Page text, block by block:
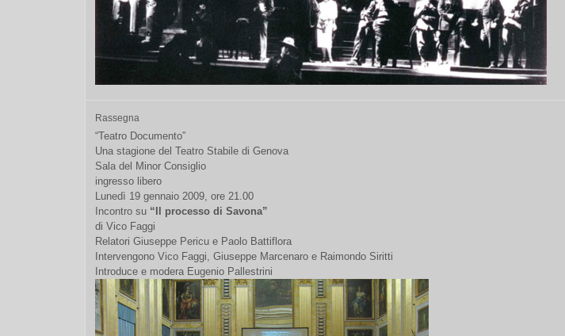
Rassegna
“Teatro Documento”
Una stagione del Teatro Stabile di Genova
Sala del Minor Consiglio
ingresso libero
Lunedì 19 gennaio 2009, ore 21.00
Incontro su “Il processo di Savona”
di Vico Faggi
Relatori Giuseppe Pericu e Paolo Battiflora
Intervengono Vico Faggi, Giuseppe Marcenaro e Raimondo Siritti
Introduce e modera Eugenio Pallestrini